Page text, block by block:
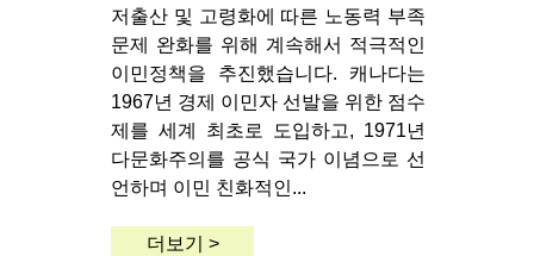
저출산 및 고령화에 따른 노동력 부족
문제 완화를 위해 계속해서 적극적인
이민정책을 추진했습니다. 캐나다는
1967년 경제 이민자 선발을 위한 점수
제를 세계 최초로 도입하고, 1971년
다문화주의를 공식 국가 이념으로 선
언하며 이민 친화적인...
더보기 >